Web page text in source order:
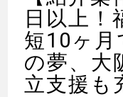
日以上！
短10ヶ月
の夢、大
立支援も